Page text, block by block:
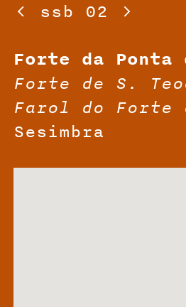
 ssb 02 
Forte da Ponta
Forte de S.
Farol do Forte
Sesimbra